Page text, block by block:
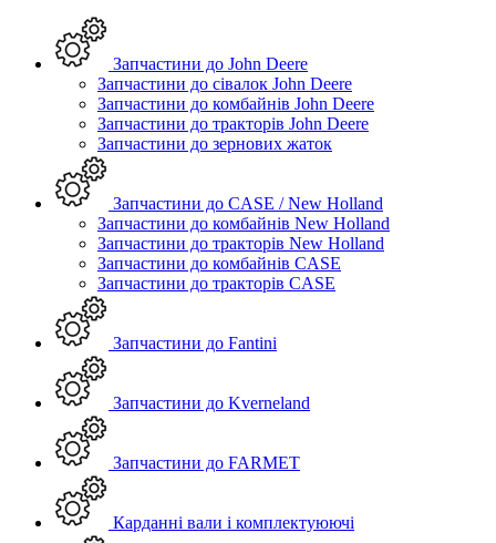
Запчастини до John Deere
Запчастини до сівалок John Deere
Запчастини до комбайнів John Deere
Запчастини до тракторів John Deere
Запчастини до зернових жаток
Запчастини до CASE / New Holland
Запчастини до комбайнів New Holland
Запчастини до тракторів New Holland
Запчастини до комбайнів CASE
Запчастини до тракторів CASE
Запчастини до Fantini
Запчастини до Kverneland
Запчастини до FARMET
Карданні вали і комплектуюючі